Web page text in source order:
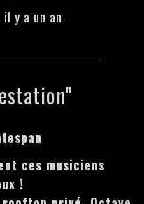
il y a un an
ces musiciens
!